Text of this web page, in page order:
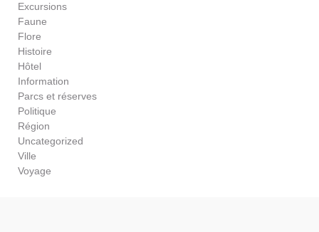
Excursions
Faune
Flore
Histoire
Hôtel
Information
Parcs et réserves
Politique
Région
Uncategorized
Ville
Voyage